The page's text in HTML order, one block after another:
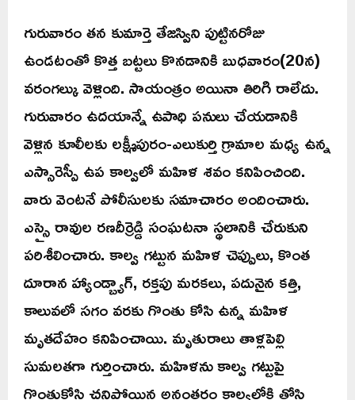
గురువారం తన కుమార్తె తేజస్విని పుట్టినరోజు
ఉండటంతో కొత్త బట్టలు కొనడానికి బుధవారం(20న)
వరంగల్కు వెళ్లింది. సాయంత్రం అయినా తిరిగి రాలేదు.
గురువారం ఉదయాన్నే ఉపాధి పనులు చేయడానికి
వెళ్లిన కూలీలకు లక్ష్మీపురం-ఎలుకుర్తి గ్రామాల మధ్య ఉన్న
ఎస్సారెస్పీ ఉప కాల్వలో మహిళ శవం కనిపించింది.
వారు వెంటనే పోలీసులకు సమాచారం అందించారు.
ఎస్సై రావుల రణదీర్రెడ్డి సంఘటనా స్థలానికి చేరుకుని
పరిశీలించారు. కాల్వ గట్టున మహిళ చెప్పులు, కొంత
దూరాన హ్యాండ్బ్యాగ్, రక్తపు మరకలు, పదునైన కత్తి,
కాలువలో సగం వరకు గొంతు కోసి ఉన్న మహిళ
మృతదేహం కనిపించాయి. మృతురాలు తాళ్లపెల్లి
సుమలతగా గుర్తించారు. మహిళను కాల్వ గట్టుపై
గొంతుకోసి చనిపోయిన అనంతరం కాల్వలోకి తోసి